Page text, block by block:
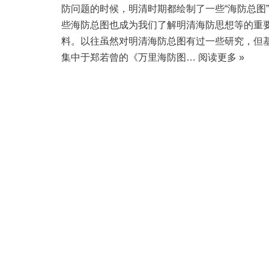
防问题的时候，明清时期都绘制了一些“海防总图
些海防总图也成为我们了解明清海防思想等的重
料。以往虽然对明清海防总图有过一些研究，但
集中于郑若曾的《万里海防图… 阅读更多 »